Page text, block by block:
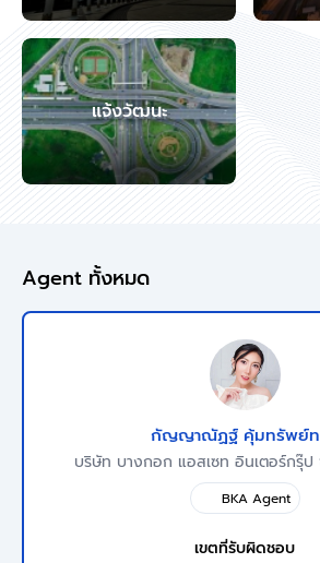
แจ้งวัฒนะ
Agent ทั้งหมด
กัญญาณัฏฐ์ คุ้มทรัพย์
บริษัท บางกอก แอสเซท อินเตอร์กรุ๊ป
BKA Agent
เขตที่รับผิดชอบ